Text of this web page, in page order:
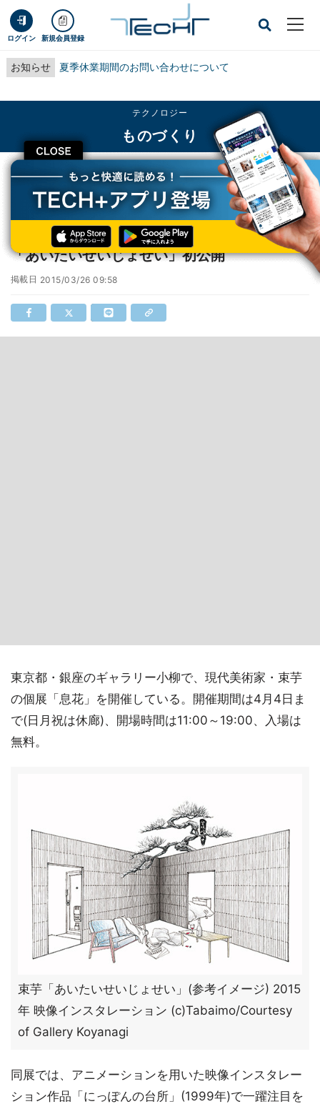
ログイン 新規会員登録
お知らせ 夏季休業期間のお問い合わせについて
CLOSE
テクノロジー
ものづくり
TECH+ テクノロジー
ものづくり
東京都・銀座で束芋の新作アニメーション「あいたいせいじょせい」初公開
東京都・銀座で束芋の新作アニメーション
「あいたいせいじょせい」初公開
掲載日 2015/03/26 09:58
東京都・銀座のギャラリー小柳で、現代美術家・束芋
の個展「息花」を開催している。開催期間は4月4日ま
で(日月祝は休廊)、開場時間は11:00～19:00、入場は
無料。
束芋「あいたいせいじょせい」(参考イメージ) 2015
年 映像インスタレーション (c)Tabaimo/Courtesy
of Gallery Koyanagi
同展では、アニメーションを用いた映像インスタレー
ション作品「にっぽんの台所」(1999年)で一躍注目を